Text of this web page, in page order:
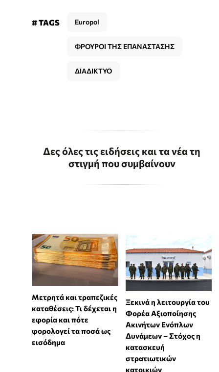
# TAGS Europol
ΦΡΟΥΡΟΙ ΤΗΣ ΕΠΑΝΑΣΤΑΣΗΣ
ΔΙΑΔΙΚΤΥΟ
Δες όλες τις ειδήσεις και τα νέα τη
στιγμή που συμβαίνουν
Μετρητά και τραπεζικές
καταθέσεις: Τι δέχεται η
εφορία και πότε
φορολογεί τα ποσά ως
εισόδημα
Ξεκινά η λειτουργία του
Φορέα Αξιοποίησης
Ακινήτων Ενόπλων
Δυνάμεων – Στόχος η
κατασκευή
στρατιωτικών
κατοικιών